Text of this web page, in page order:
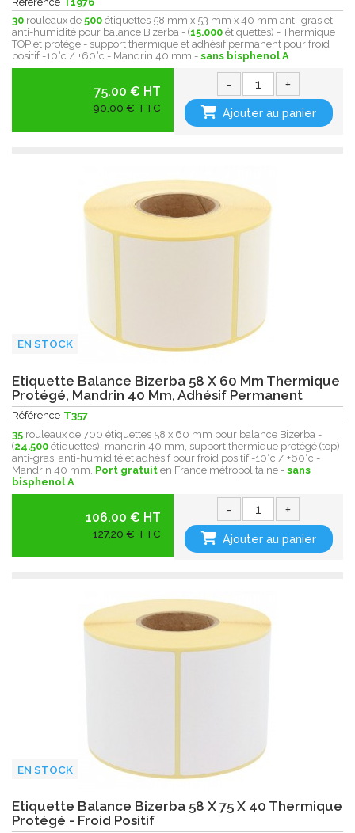
30 rouleaux de 500 étiquettes 58 mm x 53 mm x 40 mm anti-gras et
anti-humidité pour balance Bizerba - (15.000 étiquettes) - Thermique
TOP et protégé - support thermique et adhésif permanent pour froid
positif -10°c / +60°c - Mandrin 40 mm - sans bisphenol A
75.00 € HT
90,00 € TTC
- +
Ajouter au panier
EN STOCK
Etiquette Balance Bizerba 58 X 60 Mm Thermique
Protégé, Mandrin 40 Mm, Adhésif Permanent
Référence T357
35 rouleaux de 700 étiquettes 58 x 60 mm pour balance Bizerba -
(24.500 étiquettes), mandrin 40 mm, support thermique protégé (top)
anti-gras, anti-humidité et adhésif pour froid positif -10°c / +60°c -
Mandrin 40 mm. Port gratuit en France métropolitaine - sans
bisphenol A
106.00 € HT
127,20 € TTC
- +
Ajouter au panier
EN STOCK
Etiquette Balance Bizerba 58 X 75 X 40 Thermique
Protégé - Froid Positif